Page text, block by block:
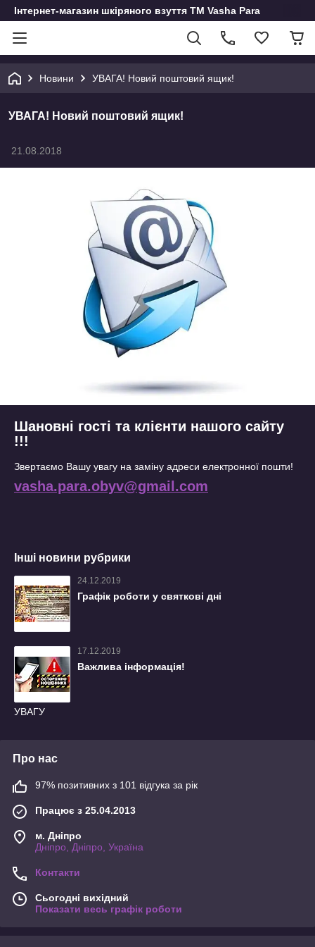
Інтернет-магазин шкіряного взуття ТМ Vasha Para
Новини УВАГА! Новий поштовий ящик!
УВАГА! Новий поштовий ящик!
21.08.2018
Шановні гості та клієнти нашого сайту
!!!
Звертаємо Вашу увагу на заміну адреси електронної пошти!
vasha.para.obyv@gmail.com
Інші новини рубрики
24.12.2019
Графік роботи у святкові дні
17.12.2019
Важлива інформація!
УВАГУ
Про нас
97% позитивних з 101 відгука за рік
Працює з 25.04.2013
м. Дніпро
Дніпро, Дніпро, Україна
Контакти
Сьогодні вихідний
Показати весь графік роботи